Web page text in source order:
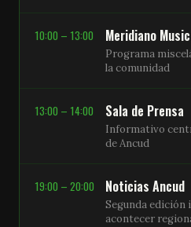
10:00 – 13:00 Meridiano
Programa
la comunidad
13:00 – 14:00 Sala de Prensa
Informativo
de Ancud
19:00 – 20:00 Noticias Ancud
Segunda
acontecer